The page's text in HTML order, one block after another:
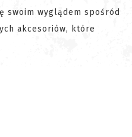
swoim wyglądem spośród
akcesoriów, które